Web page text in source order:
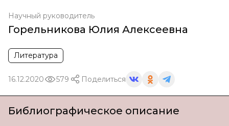
Научный руководитель
Горельникова Юлия Алексеевна
Литература
16.12.2020 579 Поделиться
Библиографическое описание